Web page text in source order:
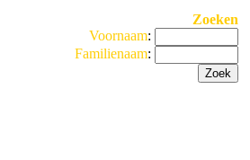
Zoeken
Voornaam:
Familienaam: